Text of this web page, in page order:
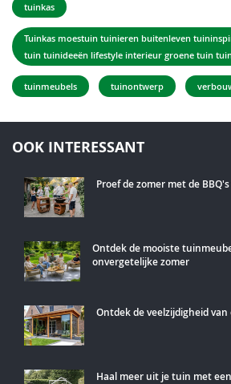
tuinkas
Tuinkas moestuin tuinieren buitenleven
tuin tuinideeën lifestyle interieur groene tuin
tuinmeubels tuinontwerp
OOK INTERESSANT
Proef de zomer met de
Ontdek de mooiste
onvergetelijke zomer
Ontdek de veelzijdigheid
Haal meer uit je tuin met